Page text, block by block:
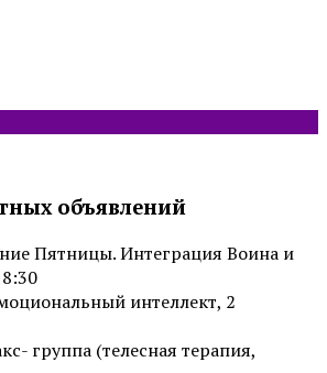
объявлений
Пятницы. Интеграция Воина и
интеллект, 2
группа (телесная терапия,